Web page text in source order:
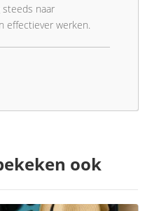
steeds naar
effectiever werken.
ook